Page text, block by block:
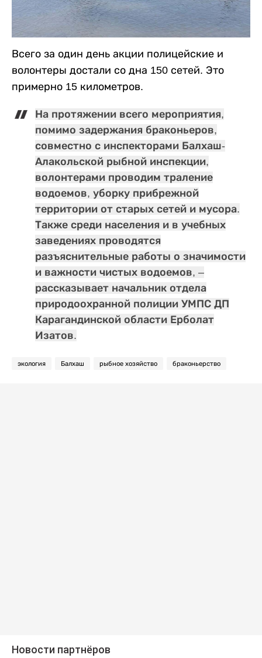
Всего за один день акции полицейские и
волонтеры достали со дна 150 сетей. Это
примерно 15 километров.
На протяжении всего мероприятия,
помимо задержания браконьеров,
совместно с инспекторами Балхаш-
Алакольской рыбной инспекции,
волонтерами проводим траление
водоемов, уборку прибрежной
территории от старых сетей и мусора.
Также среди населения и в учебных
заведениях проводятся
разъяснительные работы о значимости
и важности чистых водоемов, –
рассказывает начальник отдела
природоохранной полиции УМПС ДП
Карагандинской области Ерболат
Изатов.
экология Балхаш рыбное хозяйство браконьерство